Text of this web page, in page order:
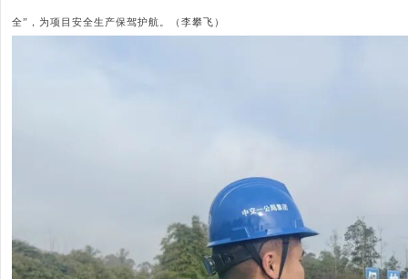
全”，为项目安全生产保驾护航。（李攀飞）